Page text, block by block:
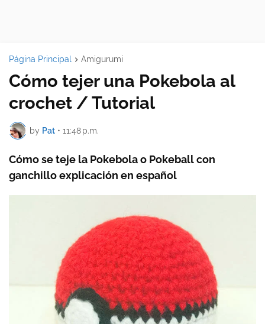
Página Principal Amigurumi
Cómo tejer una Pokebola al
crochet / Tutorial
by Pat • 11:48 p.m.
Cómo se teje la Pokebola o Pokeball con
ganchillo explicación en español